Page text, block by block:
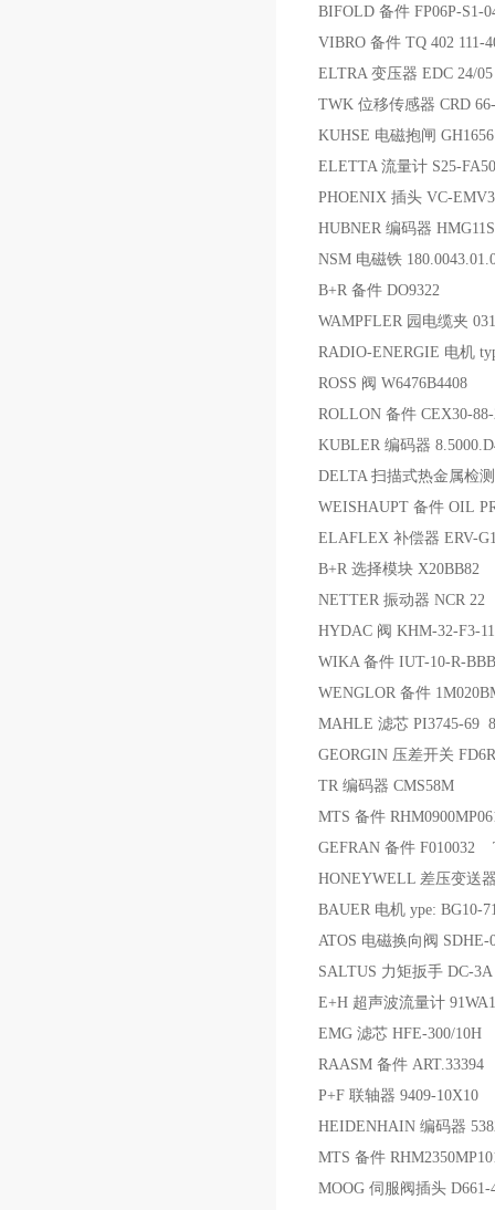
BIFOLD 备件 FP06P-S1-
VIBRO 备件 TQ 402 111-
ELTRA 变压器 EDC 24/
TWK 位移传感器 CRD
KUHSE 电磁抱闸
ELETTA 流量计 S25-FA50
PHOENIX 插头 VC-
HUBNER 编码器
NSM 电磁铁
B+R 备件 DO9322
WAMPFLER 园电缆夹
RADIO-ENERGIE 电机
ROSS 阀 W6476B4408
ROLLON 备件 CEX30-88-
KUBLER 编码器
DELTA 扫描式热金属检
WEISHAUPT 备件 OIL
ELAFLEX 补偿器 ERV-
B+R 选择模块 X20BB82
NETTER 振动器 NCR 22
HYDAC 阀 KHM-32-F3-
WIKA 备件 IUT-10-R-
WENGLOR 备件
MAHLE 滤芯 PI3745-69
GEORGIN 压差开关
TR 编码器 CMS58M
MTS 备件
GEFRAN 备件 F010032
HONEYWELL 差压变送
BAUER 电机 ype: BG10-
ATOS 电磁换向阀 SDHE-
SALTUS 力矩扳手 DC-
E+H 超声波流量计
EMG 滤芯 HFE-300/10H
RAASM 备件 ART.33394
P+F 联轴器 9409-10X10
HEIDENHAIN 编码器
MTS 备件
MOOG 伺服阀插头